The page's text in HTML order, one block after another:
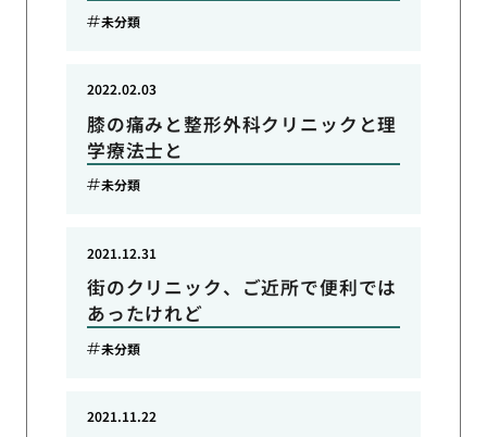
未分類
膝の痛みと整形外科クリニックと理
学療法士と
2022.02.03
未分類
街のクリニック、ご近所で便利では
あったけれど
2021.12.31
未分類
2021.11.22